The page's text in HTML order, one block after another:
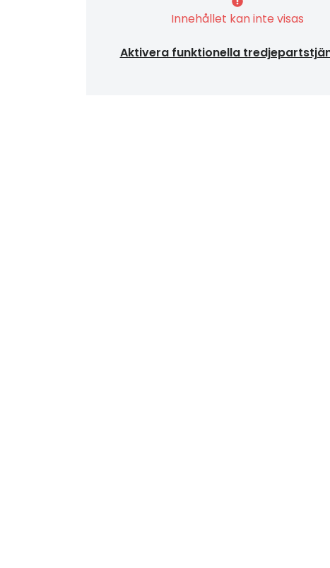
Innehållet kan inte visas
Aktivera funktionella